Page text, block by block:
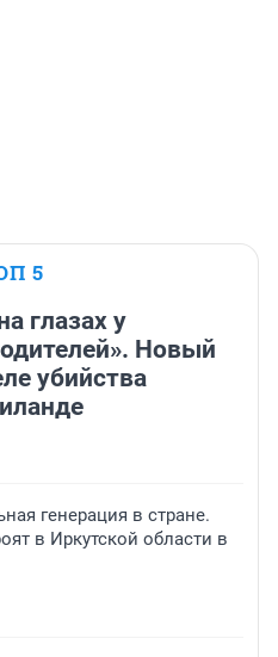
5
глазах у
Новый
убийства
генерация в стране.
в Иркутской области в